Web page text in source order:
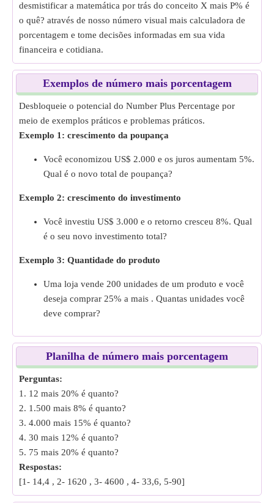
desmistificar a matemática por trás do conceito X mais P% é
o quê? através de nosso número visual mais calculadora de
porcentagem e tome decisões informadas em sua vida
financeira e cotidiana.
Exemplos de número mais porcentagem
Desbloqueie o potencial do Number Plus Percentage por
meio de exemplos práticos e problemas práticos.
Exemplo 1: crescimento da poupança
Você economizou US$ 2.000 e os juros aumentam 5%.
Qual é o novo total de poupança?
Exemplo 2: crescimento do investimento
Você investiu US$ 3.000 e o retorno cresceu 8%. Qual
é o seu novo investimento total?
Exemplo 3: Quantidade do produto
Uma loja vende 200 unidades de um produto e você
deseja comprar 25% a mais . Quantas unidades você
deve comprar?
Planilha de número mais porcentagem
Perguntas:
1. 12 mais 20% é quanto?
2. 1.500 mais 8% é quanto?
3. 4.000 mais 15% é quanto?
4. 30 mais 12% é quanto?
5. 75 mais 20% é quanto?
Respostas:
[1- 14,4 , 2- 1620 , 3- 4600 , 4- 33,6, 5-90]